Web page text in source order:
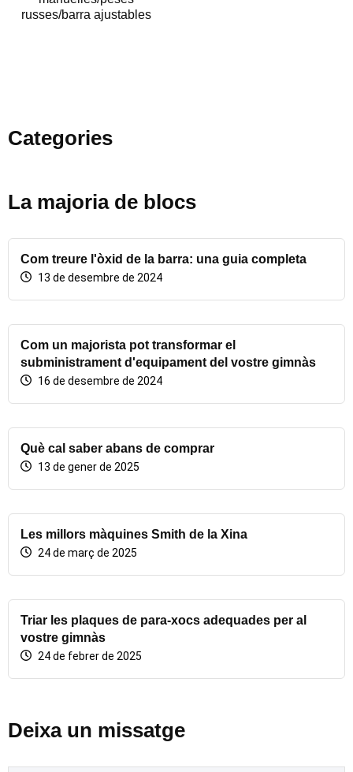
russes/barra ajustables
Categories
La majoria de blocs
Com treure l'òxid de la barra: una guia completa
13 de desembre de 2024
Com un majorista pot transformar el
subministrament d'equipament del vostre gimnàs
16 de desembre de 2024
Què cal saber abans de comprar
13 de gener de 2025
Les millors màquines Smith de la Xina
24 de març de 2025
Triar les plaques de para-xocs adequades per al
vostre gimnàs
24 de febrer de 2025
Deixa un missatge